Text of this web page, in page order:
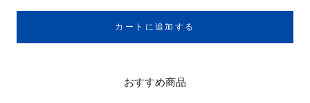
カートに追加する
おすすめ商品